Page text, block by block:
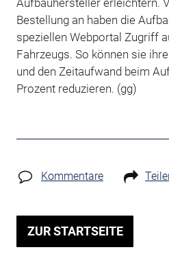
Aufbauhersteller erleichtern.
Bestellung an haben die
speziellen Webportal Zugriff
Fahrzeugs. So können sie
und den Zeitaufwand beim
Prozent reduzieren. (gg)
Kommentare
ZUR STARTSEITE